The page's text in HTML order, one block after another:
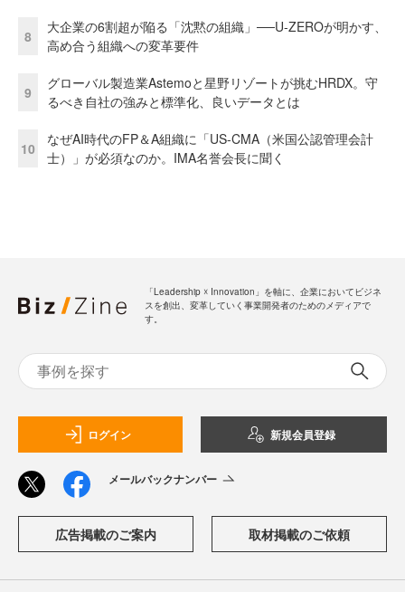
8
大企業の6割超が陥る「沈黙の組織」──U-ZEROが明かす、
高め合う組織への変革要件
9
グローバル製造業Astemoと星野リゾートが挑むHRDX。守
るべき自社の強みと標準化、良いデータとは
10
なぜAI時代のFP＆A組織に「US-CMA（米国公認管理会計
士）」が必須なのか。IMA名誉会長に聞く
「Leadership ☓ Innovation」を軸に、企業においてビジネ
スを創出、変革していく事業開発者のためのメディアで
す。
ログイン 新規会員登録
メールバックナンバー
広告掲載のご案内 取材掲載のご依頼